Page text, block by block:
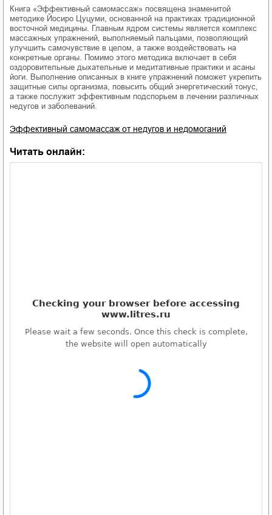
Книга «Эффективный самомассаж» посвящена знаменитой
методике Йосиро Цуцуми, основанной на практиках традиционной
восточной медицины. Главным ядром системы является комплекс
массажных упражнений, выполняемый пальцами, позволяющий
улучшить самочувствие в целом, а также воздействовать на
конкретные органы. Помимо этого методика включает в себя
оздоровительные дыхательные и медитативные практики и асаны
йоги. Выполнение описанных в книге упражнений поможет укрепить
защитные силы организма, повысить общий энергетический тонус,
а также послужит эффективным подспорьем в лечении различных
недугов и заболеваний.
Эффективный самомассаж от недугов и недомоганий
Читать онлайн: